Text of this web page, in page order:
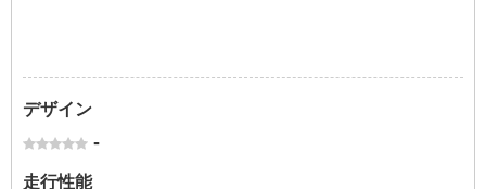
デザイン
-
走行性能